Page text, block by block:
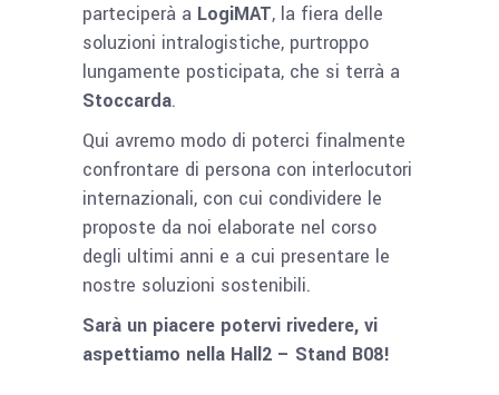
parteciperà a LogiMAT, la fiera delle
soluzioni intralogistiche, purtroppo
lungamente posticipata, che si terrà a
Stoccarda.
Qui avremo modo di poterci finalmente
confrontare di persona con interlocutori
internazionali, con cui condividere le
proposte da noi elaborate nel corso
degli ultimi anni e a cui presentare le
nostre soluzioni sostenibili.
Sarà un piacere potervi rivedere, vi
aspettiamo nella Hall2 – Stand B08!